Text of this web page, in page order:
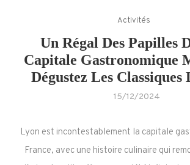
Activités
Un Régal Des Papilles
Capitale Gastronomique
Dégustez Les Classiques
15/12/2024
Lyon est incontestablement la capitale
France, avec une histoire culinaire qui